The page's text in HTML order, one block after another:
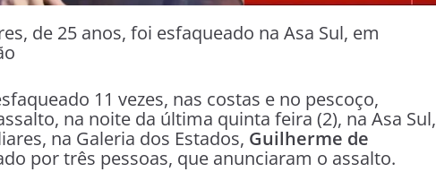
de 25 anos, foi esfaqueado na Asa Sul, em
11 vezes, nas costas e no pescoço,
na noite da última quinta feira (2), na Asa Sul,
na Galeria dos Estados, Guilherme de
por três pessoas, que anunciaram o assalto.